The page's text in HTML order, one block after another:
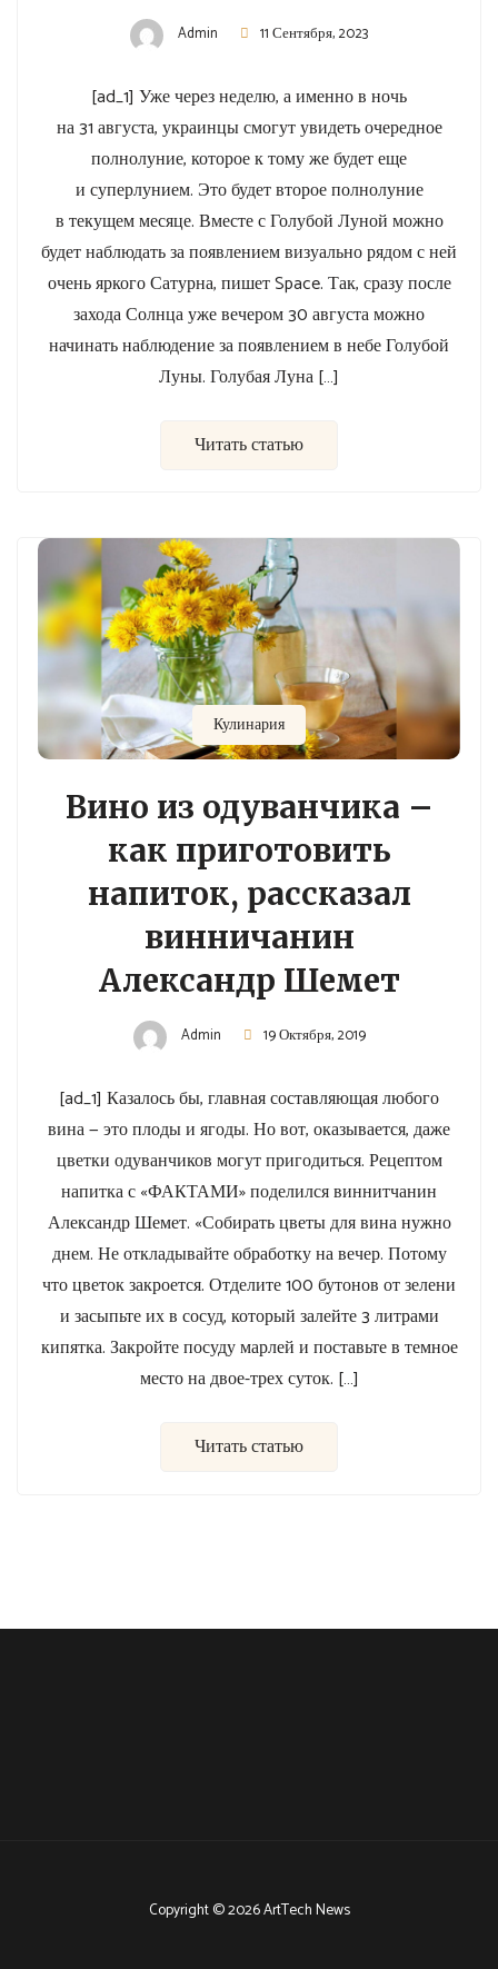
Admin 11 Сентября, 2023
[ad_1] Уже через неделю, а именно в ночь
на 31 августа, украинцы смогут увидеть очередное
полнолуние, которое к тому же будет еще
и суперлунием. Это будет второе полнолуние
в текущем месяце. Вместе с Голубой Луной можно
будет наблюдать за появлением визуально рядом с ней
очень яркого Сатурна, пишет Space. Так, сразу после
захода Солнца уже вечером 30 августа можно
начинать наблюдение за появлением в небе Голубой
Луны. Голубая Луна […]
Читать статью
Кулинария
Вино из одуванчика –
как приготовить
напиток, рассказал
винничанин
Александр Шемет
Admin 19 Октября, 2019
[ad_1] Казалось бы, главная составляющая любого
вина — это плоды и ягоды. Но вот, оказывается, даже
цветки одуванчиков могут пригодиться. Рецептом
напитка с «ФАКТАМИ» поделился виннитчанин
Александр Шемет. «Собирать цветы для вина нужно
днем. Не откладывайте обработку на вечер. Потому
что цветок закроется. Отделите 100 бутонов от зелени
и засыпьте их в сосуд, который залейте 3 литрами
кипятка. Закройте посуду марлей и поставьте в темное
место на двое-трех суток. […]
Читать статью
Copyright © 2026 ArtTech News